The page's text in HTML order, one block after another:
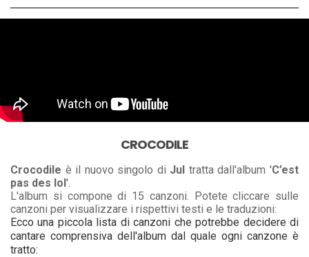
CROCODILE
Crocodile è il nuovo singolo di Jul tratta dall'album 'C’est
pas des lol'.
L'album si compone di 15 canzoni. Potete cliccare sulle
canzoni per visualizzare i rispettivi testi e le traduzioni:
Ecco una piccola lista di canzoni che potrebbe decidere di
cantare comprensiva dell'album dal quale ogni canzone è
tratto: